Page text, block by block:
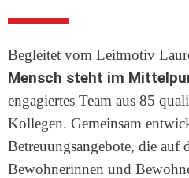
Begleitet vom Leitmotiv
Mensch steht im
engagiertes Team aus 85
Kollegen. Gemeinsam
Betreuungsangebote, die auf
Bewohnerinnen und